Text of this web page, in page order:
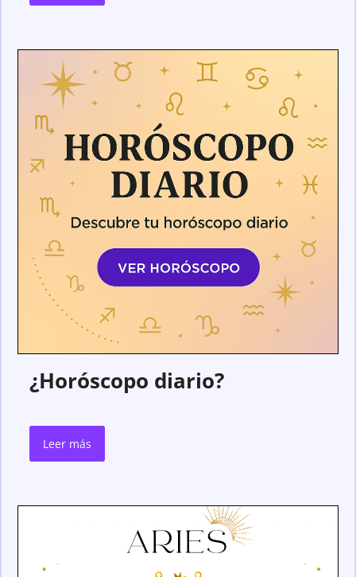
¿Horóscopo diario?
Leer más